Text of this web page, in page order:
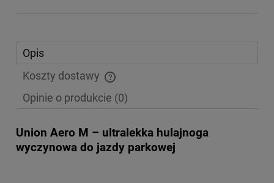
Opis
Koszty dostawy
Cena nie zawiera ewentualnych kosztów płatności
Opinie o produkcie (0)
Union Aero M – ultralekka hulajnoga
wyczynowa do jazdy parkowej